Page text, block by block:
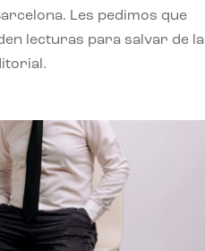
Les pedimos que
lecturas para salvar de la